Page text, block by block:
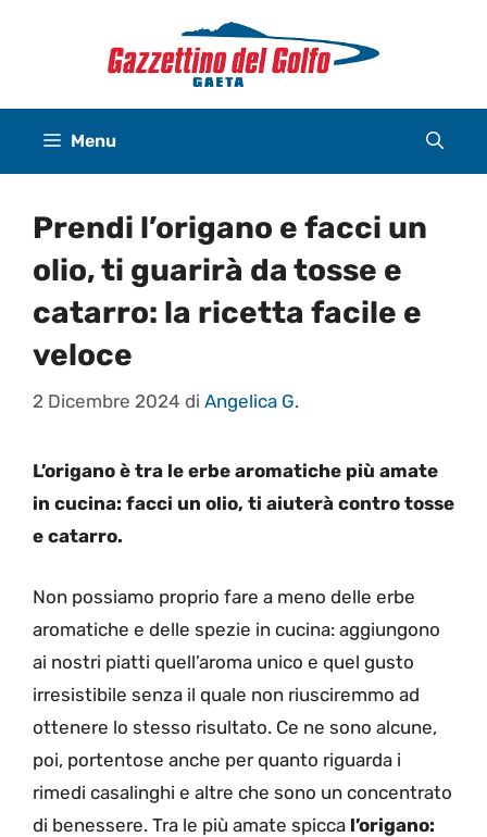
Menu
Prendi l’origano e facci un
olio, ti guarirà da tosse e
catarro: la ricetta facile e
veloce
2 Dicembre 2024 di Angelica G.
L’origano è tra le erbe aromatiche più amate
in cucina: facci un olio, ti aiuterà contro tosse
e catarro.
Non possiamo proprio fare a meno delle erbe
aromatiche e delle spezie in cucina: aggiungono
ai nostri piatti quell’aroma unico e quel gusto
irresistibile senza il quale non riusciremmo ad
ottenere lo stesso risultato. Ce ne sono alcune,
poi, portentose anche per quanto riguarda i
rimedi casalinghi e altre che sono un concentrato
di benessere. Tra le più amate spicca l’origano: